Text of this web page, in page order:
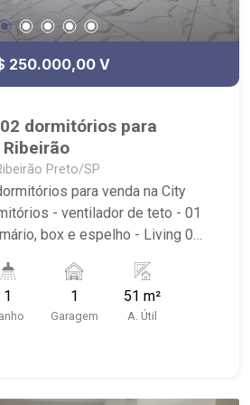
250.000,00 V
dormitórios para
Preto/SP
para venda na City
box e espelho - Living 02
com
piscina, quadra poliesportiva,
salão de jogos, área
1 1
Garagem
51 m²
A. Útil